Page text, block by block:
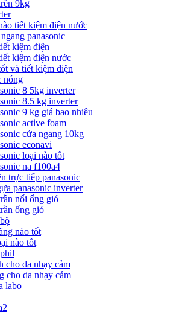
9kg
tiết kiệm điện nước
panasonic
kiệm điện
kiệm điện nước
và tiết kiệm điện
nóng
8 5kg inverter
8.5 kg inverter
9 kg giá bao nhiêu
active foam
cửa ngang 10kg
econavi
loại nào tốt
na f100a4
trực tiếp panasonic
panasonic inverter
nối ống gió
ống gió
nào tốt
nào tốt
cho da nhạy cảm
cho da nhạy cảm
labo